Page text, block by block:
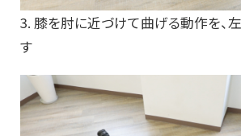
3. 膝を肘に近づけて曲げる動作を、
す